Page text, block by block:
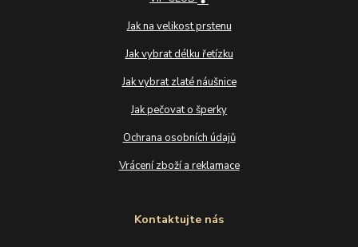
Jak na velikost prstenu
Jak vybrat délku řetízku
Jak vybrat zlaté náušnice
Jak pečovat o šperky
Ochrana osobních údajů
Vrácení zboží a reklamace
Kontaktujte nás